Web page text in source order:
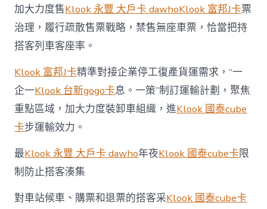
不
再
招
餐〉
中
加大力度售Klook 永豐 大戶卡 dawhoKlook 富邦J卡票
治理，履行疏散售票戰略，禁售無座車票，恰當把持
搭客列車客座率。
Klook 富邦J卡精準對接企業停工復產貨運需求，“一
企一Klook 台新gogo卡息。一策”制訂運輸計劃，聚焦
重點區域，加大力度裝卸車組織，進Klook 國泰cube
卡步運輸效力。
最Klook 永豐 大戶卡 dawho年夜Klook 國泰cube卡限
制防止搭客湊集
對車站候車、購票和退票的搭客采Klook 國泰cube卡